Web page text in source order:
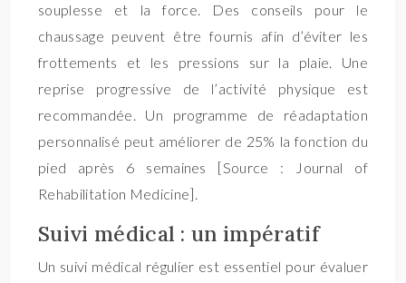
souplesse et la force. Des conseils pour le
chaussage peuvent être fournis afin d’éviter les
frottements et les pressions sur la plaie. Une
reprise progressive de l’activité physique est
recommandée. Un programme de réadaptation
personnalisé peut améliorer de 25% la fonction du
pied après 6 semaines [Source : Journal of
Rehabilitation Medicine].
Suivi médical : un impératif
Un suivi médical régulier est essentiel pour évaluer